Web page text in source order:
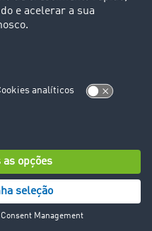
os direitos reservados